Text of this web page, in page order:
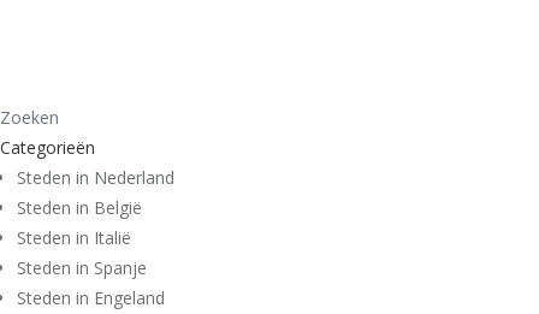
Categorieën
Steden in Nederland
Steden in België
Steden in Italië
Steden in Spanje
Steden in Engeland